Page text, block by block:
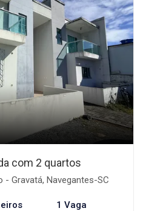
com 2 quartos
Gravatá, Navegantes-SC
1 Vaga